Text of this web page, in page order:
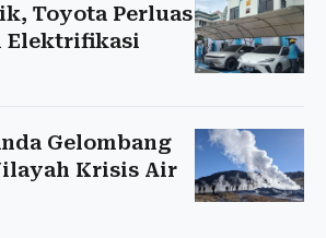
Toyota Perluas
Elektrifikasi
Gelombang
Krisis Air